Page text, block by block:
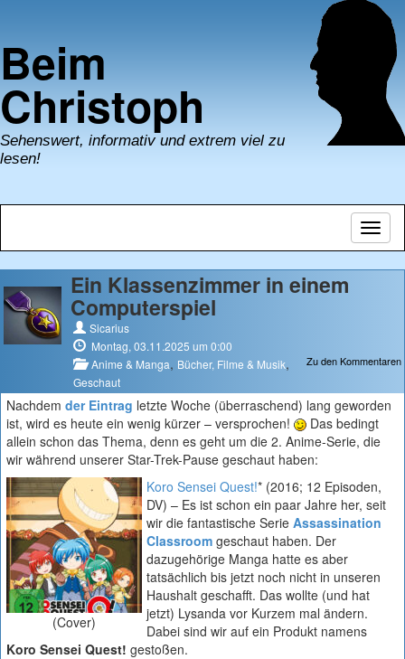
Beim
Christoph
Sehenswert, informativ und extrem viel zu
lesen!
Ein Klassenzimmer in einem
Computerspiel
Sicarius
Montag, 03.11.2025 um 0:00
Zu den Kommentaren
Anime & Manga, Bücher, Filme & Musik,
Geschaut
Nachdem der Eintrag letzte Woche (überraschend) lang geworden
ist, wird es heute ein wenig kürzer – versprochen!
Das bedingt
allein schon das Thema, denn es geht um die 2. Anime-Serie, die
wir während unserer Star-Trek-Pause geschaut haben:
(Cover)
Koro Sensei Quest!* (2016; 12 Episoden,
DV) – Es ist schon ein paar Jahre her, seit
wir die fantastische Serie Assassination
Classroom geschaut haben. Der
dazugehörige Manga hatte es aber
tatsächlich bis jetzt noch nicht in unseren
Haushalt geschafft. Das wollte (und hat
jetzt) Lysanda vor Kurzem mal ändern.
Dabei sind wir auf ein Produkt namens
Koro Sensei Quest! gestoßen.